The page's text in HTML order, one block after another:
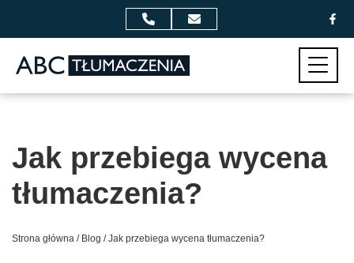
Jak przebiega wycena
tłumaczenia?
Strona główna /Blog /Jak przebiega wycena tłumaczenia?